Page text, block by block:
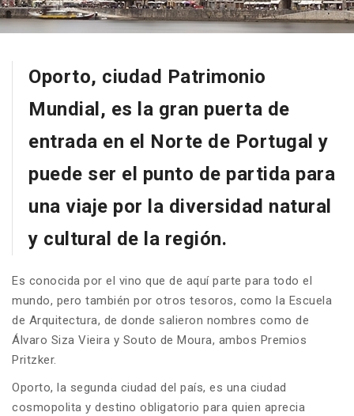
Oporto, ciudad Patrimonio
Mundial, es la gran puerta de
entrada en el Norte de Portugal y
puede ser el punto de partida para
una viaje por la diversidad natural
y cultural de la región.
Es conocida por el vino que de aquí parte para todo el
mundo, pero también por otros tesoros, como la Escuela
de Arquitectura, de donde salieron nombres como de
Álvaro Siza Vieira y Souto de Moura, ambos Premios
Pritzker.
Oporto, la segunda ciudad del país, es una ciudad
cosmopolita y destino obligatorio para quien aprecia